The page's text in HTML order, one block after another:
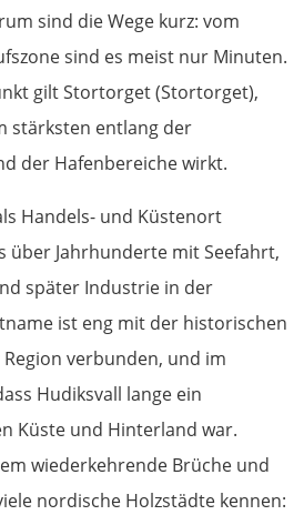
sind die Wege kurz: vom
sind es meist nur Minuten.
gilt Stortorget (Stortorget),
stärksten entlang der
der Hafenbereiche wirkt.
Handels- und Küstenort
über Jahrhunderte mit Seefahrt,
später Industrie in der
ist eng mit der historischen
verbunden, und im
Hudiksvall lange ein
Küste und Hinterland war.
wiederkehrende Brüche und
nordische Holzstädte kennen: